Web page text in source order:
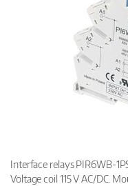
Interface relays PIR6WB-
Voltage coil 115 V AC/DC.